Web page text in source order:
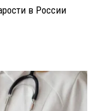
в России